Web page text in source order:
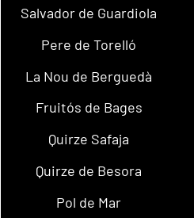
Salvador de Guardiola
Pere de Torelló
La Nou de Berguedà
Fruitós de Bages
Quirze Safaja
Quirze de Besora
Pol de Mar